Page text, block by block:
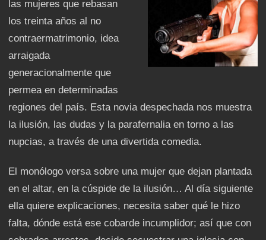
las mujeres que rebasan
los treinta años al no
contraermatrimonio, idea
arraigada
generacionalmente que
permea en determinadas
regiones del país. Esta novia despechada nos muestra
la ilusión, las dudas y la parafernalia en torno a las
nupcias, a través de una divertida comedia.
El monólogo versa sobre una mujer que dejan plantada
en el altar, en la cúspide de la ilusión… Al día siguiente
ella quiere explicaciones, necesita saber qué le hizo
falta, dónde está ese cobarde incumplidor; así que con